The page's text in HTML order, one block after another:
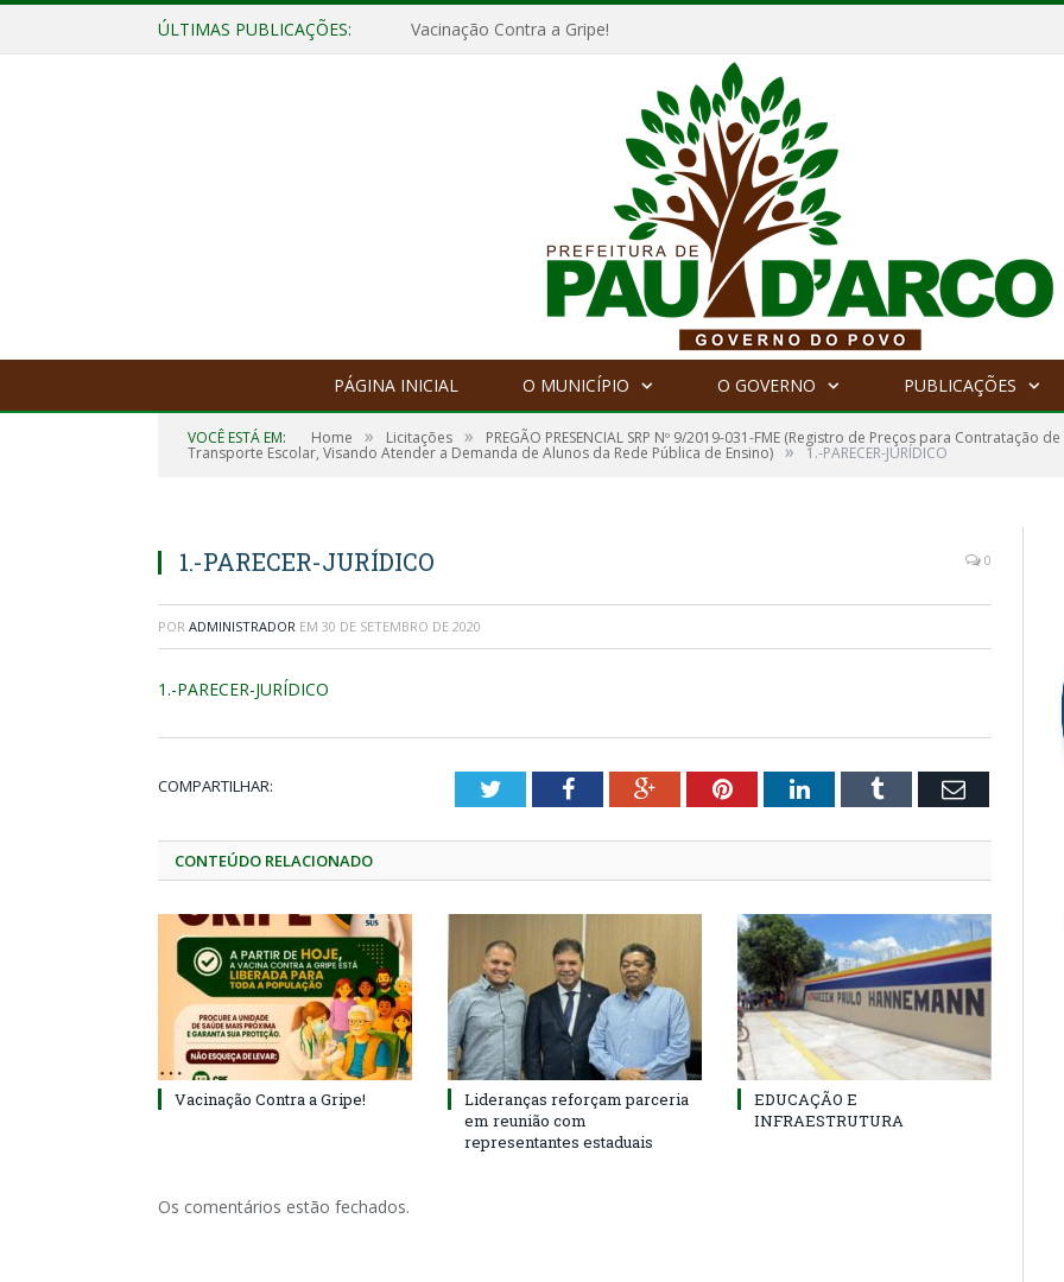
ÚLTIMAS PUBLICAÇÕES: Vacinação Contra a Gripe!
PÁGINA INICIAL O MUNICÍPIO O GOVERNO PUBLICAÇÕES
VOCÊ ESTÁ EM: Home » Licitações » PREGÃO PRESENCIAL SRP Nº 9/2019-031-FME (Registro de Preços para Contratação
Transporte Escolar, Visando Atender a Demanda de Alunos da Rede Pública de Ensino) » 1.-PARECER-JURÍDICO
1.-PARECER-JURÍDICO 0
POR ADMINISTRADOR EM 30 DE SETEMBRO DE 2020
1.-PARECER-JURÍDICO
COMPARTILHAR: TwitterFacebookGoogle+PinterestLinkedInTumblr Email
CONTEÚDO RELACIONADO
Vacinação Contra a Gripe!
Lideranças reforçam parceria
em reunião com
representantes estaduais
EDUCAÇÃO E
INFRAESTRUTURA
Os comentários estão fechados.